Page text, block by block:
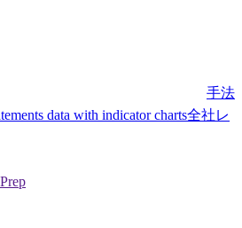
手法
data with indicator charts全社レ